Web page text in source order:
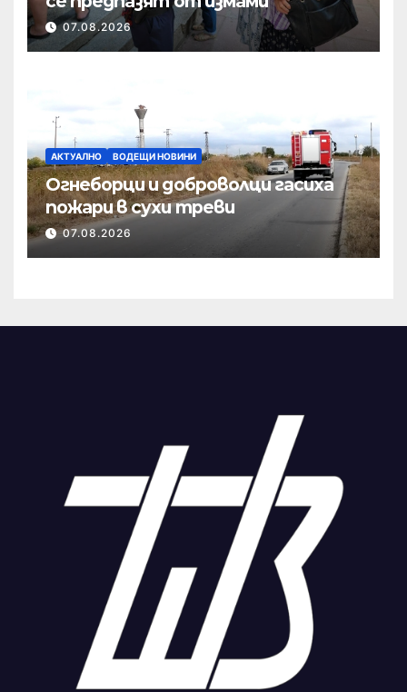
07.08.2026
АКТУАЛНО ВОДЕЩИ НОВИНИ
Огнеборци и доброволци гасиха
пожари в сухи треви
07.08.2026